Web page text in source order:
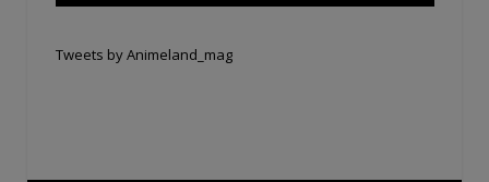
Tweets by Animeland_mag